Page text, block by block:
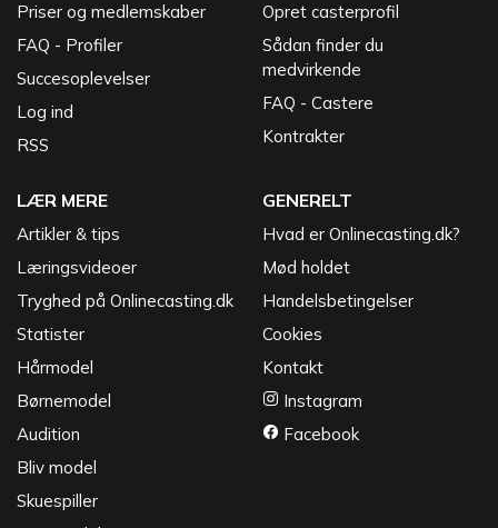
Priser og medlemskaber
FAQ - Profiler
Succesoplevelser
Log ind
RSS
Opret casterprofil
Sådan finder du
medvirkende
FAQ - Castere
Kontrakter
LÆR MERE
Artikler & tips
Læringsvideoer
Tryghed på Onlinecasting.dk
Statister
Hårmodel
Børnemodel
Audition
Bliv model
Skuespiller
GENERELT
Hvad er Onlinecasting.dk?
Mød holdet
Handelsbetingelser
Cookies
Kontakt
Instagram
Facebook